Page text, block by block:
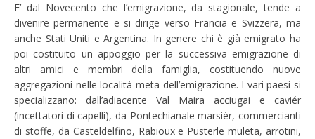
E’ dal Novecento che l’emigrazione, da stagionale, tende a
divenire permanente e si dirige verso Francia e Svizzera, ma
anche Stati Uniti e Argentina. In genere chi è già emigrato ha
poi costituito un appoggio per la successiva emigrazione di
altri amici e membri della famiglia, costituendo nuove
aggregazioni nelle località meta dell’emigrazione. I vari paesi si
specializzano: dall’adiacente Val Maira acciugai e caviér
(incettatori di capelli), da Pontechianale marsièr, commercianti
di stoffe, da Casteldelfino, Rabioux e Pusterle muleta, arrotini,